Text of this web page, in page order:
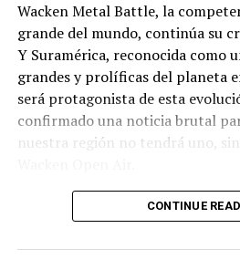
Wacken Metal Battle, la
grande del mundo, continúa su
Y Suramérica, reconocida como
grandes y prolíficas del planeta
será protagonista de esta
confirmado una noticia brutal
nuestra región no tendrá uno,
El cambio responde a la
sudamericana y al éxito
la región. A partir del próximo
CONTINUE